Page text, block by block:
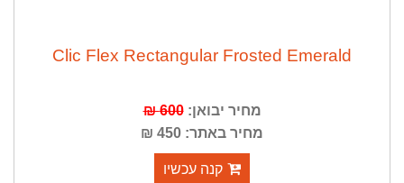
Clic Flex Rectangular Frosted Emerald
מחיר יבואן:600 ₪
מחיר באתר: 450 ₪
קנה עכשיו